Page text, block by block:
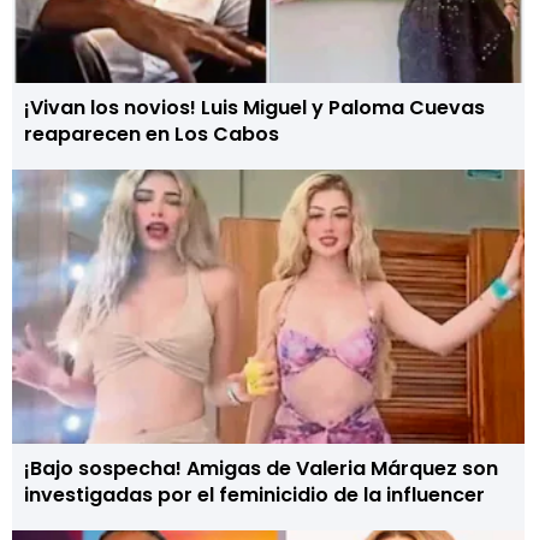
¡Vivan los novios! Luis Miguel y Paloma Cuevas
reaparecen en Los Cabos
¡Bajo sospecha! Amigas de Valeria Márquez son
investigadas por el feminicidio de la influencer